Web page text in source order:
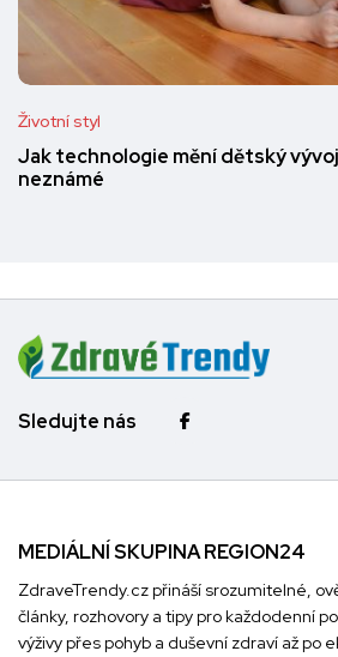
Životní styl
Jak technologie mění dětský
neznámé
Sledujte nás
MEDIÁLNÍ SKUPINA REGION24
ZdraveTrendy.cz přináší srozumitelné,
články, rozhovory a tipy pro každodenní
výživy přes pohyb a duševní zdraví až po